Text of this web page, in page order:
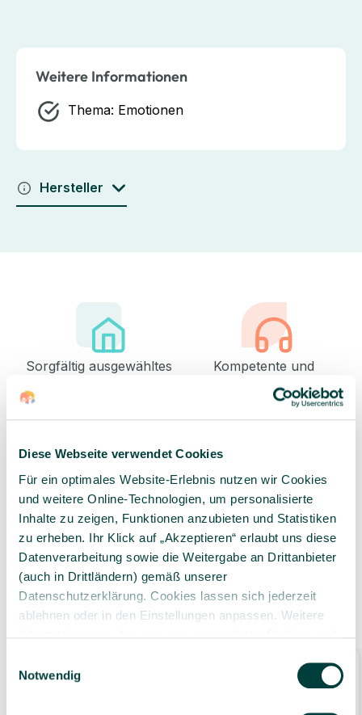
Diese Webseite verwendet Cookies
Für ein optimales Website-Erlebnis nutzen wir Cookies
und weitere Online-Technologien, um personalisierte
Inhalte zu zeigen, Funktionen anzubieten und Statistiken
zu erheben. Ihr Klick auf „Akzeptieren“ erlaubt uns diese
Datenverarbeitung sowie die Weitergabe an Drittanbieter
(auch in Drittländern) gemäß unserer
Datenschutzerklärung. Cookies lassen sich jederzeit
ablehnen oder in den Einstellungen anpassen. Weitere
schutz­erklärung
Notwendig
Weitere Informationen
Thema: Emotionen
Hersteller
Sorgfältig ausgewähltes
Kompetente und
individuelle Beratung
Geprüfte Lieferkette
1-3 Werktage Lieferzeit
bei Versand aus dem
eigenen Lager
Ähnliche Produkte